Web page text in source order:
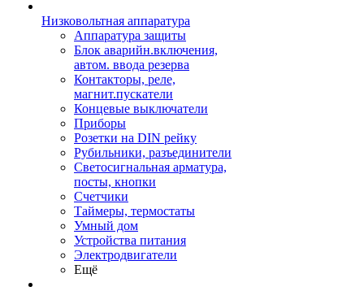
Низковольтная аппаратура
Аппаратура защиты
Блок аварийн.включения,
автом. ввода резерва
Контакторы, реле,
магнит.пускатели
Концевые выключатели
Приборы
Розетки на DIN рейку
Рубильники, разъединители
Светосигнальная арматура,
посты, кнопки
Счетчики
Таймеры, термостаты
Умный дом
Устройства питания
Электродвигатели
Ещё